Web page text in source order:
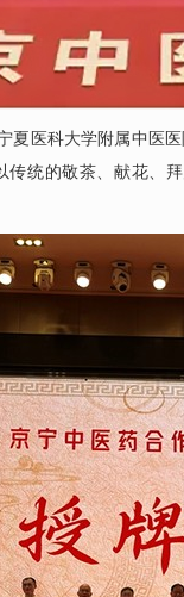
医科大学附属中医
统的敬茶、献花、